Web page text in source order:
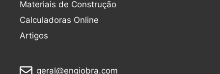
Materiais de Construção
Calculadoras Online
Artigos
geral@engiobra.com